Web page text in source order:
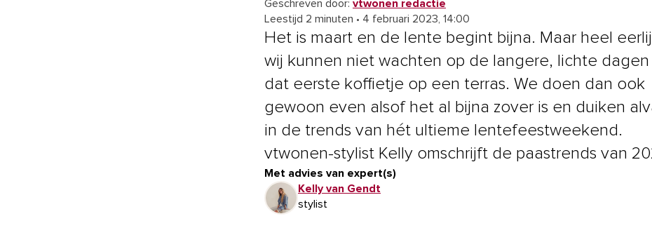
Geschreven door: vtwonen redactie
Leestijd 2 minuten • 4 februari 2023, 14:00
Het is maart en de lente begint bijna. Maar heel
wij kunnen niet wachten op de langere, lichte dagen
dat eerste koffietje op een terras. We doen dan ook
gewoon even alsof het al bijna zover is en duiken
in de trends van hét ultieme lentefeestweekend.
vtwonen-stylist Kelly omschrijft de paastrends van
Met advies van expert(s)
Kelly van Gendt
stylist